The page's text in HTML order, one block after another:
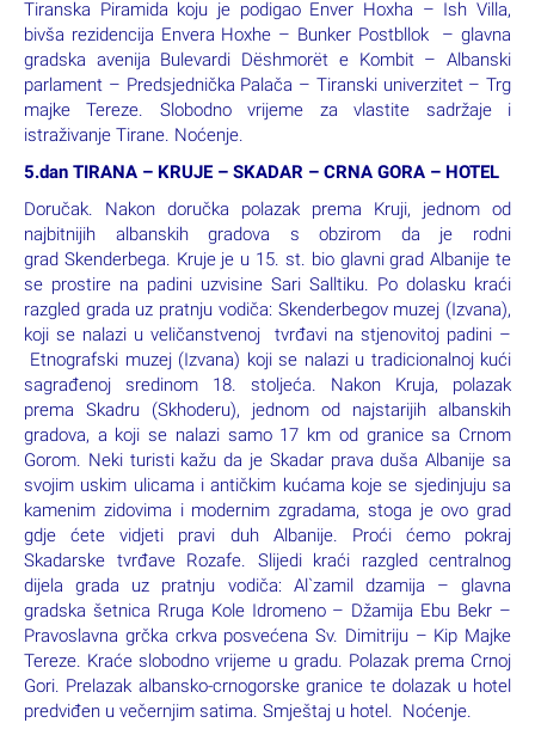
Tiranska Piramida koju je podigao Enver Hoxha – Ish Villa,
bivša rezidencija Envera Hoxhe – Bunker Postbllok – glavna
gradska avenija Bulevardi Dëshmorët e Kombit – Albanski
parlament – Predsjednička Palača – Tiranski univerzitet – Trg
majke Tereze. Slobodno vrijeme za vlastite sadržaje i
istraživanje Tirane. Noćenje.
5.dan TIRANA – KRUJE – SKADAR – CRNA GORA – HOTEL
Doručak. Nakon doručka polazak prema Kruji, jednom od
najbitnijih albanskih gradova s obzirom da je rodni
grad Skenderbega. Kruje je u 15. st. bio glavni grad Albanije te
se prostire na padini uzvisine Sari Salltiku. Po dolasku kraći
razgled grada uz pratnju vodiča: Skenderbegov muzej (Izvana),
koji se nalazi u veličanstvenoj tvrđavi na stjenovitoj padini –
Etnografski muzej (Izvana) koji se nalazi u tradicionalnoj kući
sagrađenoj sredinom 18. stoljeća. Nakon Kruja, polazak
prema Skadru (Skhoderu), jednom od najstarijih albanskih
gradova, a koji se nalazi samo 17 km od granice sa Crnom
Gorom. Neki turisti kažu da je Skadar prava duša Albanije sa
svojim uskim ulicama i antičkim kućama koje se sjedinjuju sa
kamenim zidovima i modernim zgradama, stoga je ovo grad
gdje ćete vidjeti pravi duh Albanije. Proći ćemo pokraj
Skadarske tvrđave Rozafe. Slijedi kraći razgled centralnog
dijela grada uz pratnju vodiča: Al`zamil dzamija – glavna
gradska šetnica Rruga Kole Idromeno – Džamija Ebu Bekr –
Pravoslavna grčka crkva posvećena Sv. Dimitriju – Kip Majke
Tereze. Kraće slobodno vrijeme u gradu. Polazak prema Crnoj
Gori. Prelazak albansko-crnogorske granice te dolazak u hotel
predviđen u večernjim satima. Smještaj u hotel. Noćenje.